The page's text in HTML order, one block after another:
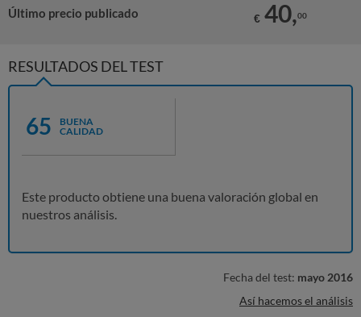
Último precio publicado € 40,00
RESULTADOS DEL TEST
65
BUENA
CALIDAD
Este producto obtiene una buena valoración global en
nuestros análisis.
Fecha del test: mayo 2016
Así hacemos el análisis